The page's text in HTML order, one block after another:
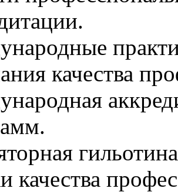
качества
качества